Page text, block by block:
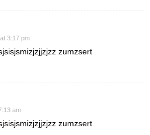
3:17 pm
zumzsert
am
zumzsert